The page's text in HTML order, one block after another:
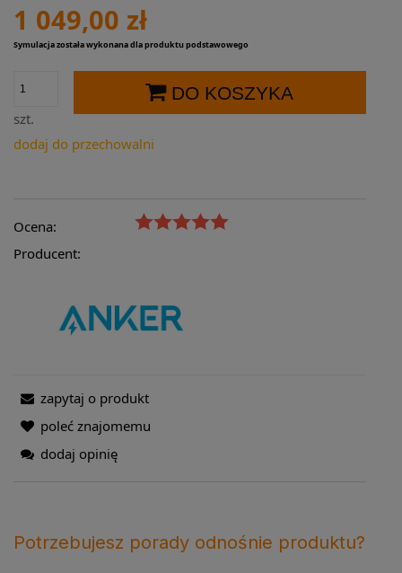
1 049,00 zł
Symulacja została wykonana dla produktu podstawowego
szt.
DO KOSZYKA
dodaj do przechowalni
Ocena:
Producent:
zapytaj o produkt
poleć znajomemu
dodaj opinię
Potrzebujesz porady odnośnie produktu?